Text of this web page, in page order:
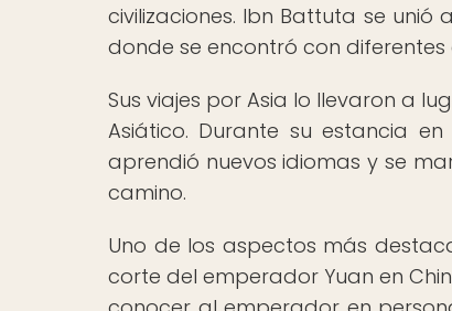
civilizaciones. Ibn Battuta se
donde se encontró con
Sus viajes por Asia lo llevaron a
Asiático. Durante su estancia
aprendió nuevos idiomas y se
camino.
Uno de los aspectos más
corte del emperador Yuan en